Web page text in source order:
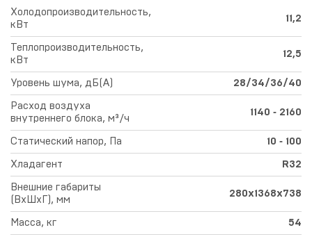
Холодопроизводительность,
кВт
11,2
Теплопроизводительность,
кВт
12,5
Уровень шума, дБ(А) 28/34/36/40
Расход воздуха
внутреннего блока, м³/ч
1140 ‑ 2160
Статический напор, Па 10 ‑ 100
Хладагент R32
Внешние габариты
(ВхШхГ), мм
280х1368х738
Масса, кг 54